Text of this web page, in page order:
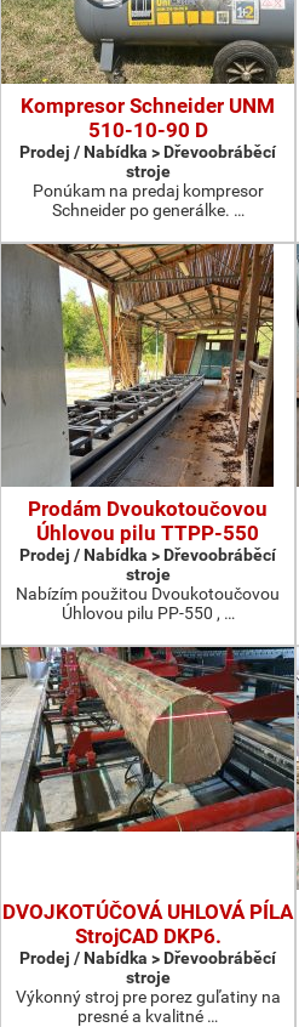
Kompresor Schneider UNM
510-10-90 D
Prodej / Nabídka > Dřevoobráběcí
stroje
Ponúkam na predaj kompresor
Schneider po generálke. …
Prodám Dvoukotoučovou
Úhlovou pilu TTPP-550
Prodej / Nabídka > Dřevoobráběcí
stroje
Nabízím použitou Dvoukotoučovou
Úhlovou pilu PP-550 , …
DVOJKOTÚČOVÁ UHLOVÁ PÍLA
StrojCAD DKP6.
Prodej / Nabídka > Dřevoobráběcí
stroje
Výkonný stroj pre porez guľatiny na
presné a kvalitné …